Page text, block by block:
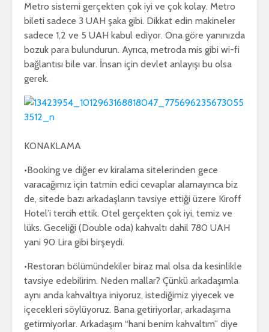
Metro sistemi gerçekten çok iyi ve çok kolay. Metro
bileti sadece 3 UAH şaka gibi. Dikkat edin makineler
sadece 1,2 ve 5 UAH kabul ediyor. Ona göre yanınızda
bozuk para bulundurun. Ayrıca, metroda mis gibi wi-fi
bağlantısı bile var. İnsan için devlet anlayışı bu olsa
gerek.
KONAKLAMA
•Booking ve diğer ev kiralama sitelerinden gece
varacağımız için tatmin edici cevaplar alamayınca biz
de, sitede bazı arkadaşların tavsiye ettiği üzere Kiroff
Hotel’i tercih ettik. Otel gerçekten çok iyi, temiz ve
lüks. Geceliği (Double oda) kahvaltı dahil 780 UAH
yani 90 Lira gibi birşeydi.
•Restoran bölümündekiler biraz mal olsa da kesinlikle
tavsiye edebilirim. Neden mallar? Çünkü arkadaşımla
aynı anda kahvaltıya iniyoruz, istediğimiz yiyecek ve
içecekleri söylüyoruz. Bana getiriyorlar, arkadaşıma
getirmiyorlar. Arkadaşım “hani benim kahvaltım” diye